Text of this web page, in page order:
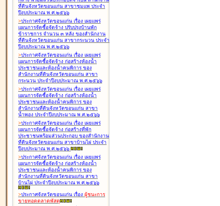
ที่ดินจังหวัดขอนแก่น สาขาชุมแพ ประจำ
ปีงบประมาณ พ.ศ.๒๕๖๖
>ประกาศจังหวัดขอนแก่น เรื่อง เผยแพร่
แผนการจัดซื้อจัดจ้าง ปรับปรุงบ้านพัก
ข้าราชการ จำนวน ๓ หลัง ของสำนักงาน
ที่ดินจังหวัดขอนแก่น สาขากระนวน ประจำ
ปีงบประมาณ พ.ศ.๒๕๖๖
>ประกาศจังหวัดขอนแก่น เรื่อง เผยแพร่
แผนการจัดซื้อจัดจ้าง ก่อสร้างห้องน้ำ
ประชาชนและห้องน้ำคนพิการ ของ
สำนักงานที่ดินจังหวัดขอนแก่น สาขา
กระนวน ประจำปีงบประมาณ พ.ศ.๒๕๖๖
>ประกาศจังหวัดขอนแก่น เรื่อง เผยแพร่
แผนการจัดซื้อจัดจ้าง ก่อสร้างห้องน้ำ
ประชาชนและห้องน้ำคนพิการ ของ
สำนักงานที่ดินจังหวัดขอนแก่น สาขา
น้ำพอง ประจำปีงบประมาณ พ.ศ.๒๕๖๖
>ประกาศจังหวัดขอนแก่น เรื่อง เผยแพร่
แผนการจัดซื้อจัดจ้าง ก่อสร้างที่พัก
ประชาชนพร้อมส่วนประกอบ ของสำนักงาน
ที่ดินจังหวัดขอนแก่น สาขาบ้านไผ่ ประจำ
ปีงบประมาณ พ.ศ.๒๕๖๖
>ประกาศจังหวัดขอนแก่น เรื่อง เผยแพร่
แผนการจัดซื้อจัดจ้าง ก่อสร้างห้องน้ำ
ประชาชนและห้องน้ำคนพิการ ของ
สำนักงานที่ดินจังหวัดขอนแก่น สาขา
บ้านไผ่ ประจำปีงบประมาณ พ.ศ.๒๕๖๖
>ประกาศจังหวัดขอนแก่น เรื่อง ผู้ชนะการ
ขายทอดตลาดพัสดุ